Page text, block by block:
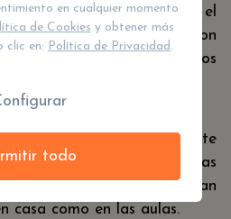
objetivo no es otro que el
para que se manejen con
problemas derivados
hemos elaborado este
8 juegos para aprender las
se divierten y amplian
casa como en las aulas.
en cualquier momento
de Cookies y obtener más
clic en: Política de Privacidad .
todo